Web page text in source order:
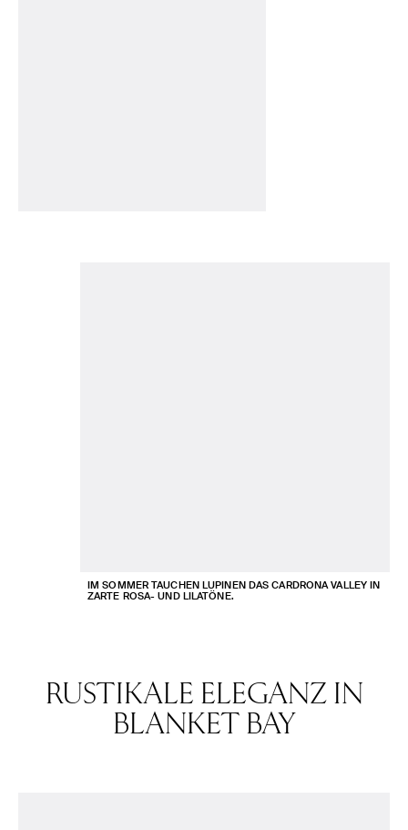
IM SOMMER TAUCHEN LUPINEN DAS CARDRONA VALLEY IN
ZARTE ROSA- UND LILATÖNE.
RUSTIKALE ELEGANZ IN
BLANKET BAY